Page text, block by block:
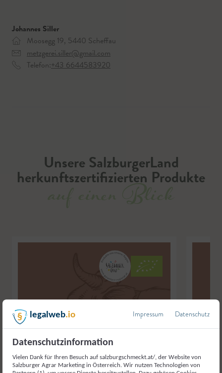
Johannes Siller
Moosegg 19, 5440 Scheffau
metzgerei.siller@gmail.com
Telefon:+43 6644583920
Unsere SalzburgerLand
herkunftszertifizierten Produkte
auf einen Blick
legalweb.io Impressum Datenschutz
Datenschutzinformation
Vielen Dank für Ihren Besuch auf salzburgschmeckt.at/, der Website von
Salzburger Agrar Marketing in Österreich. Wir nutzen Technologien von